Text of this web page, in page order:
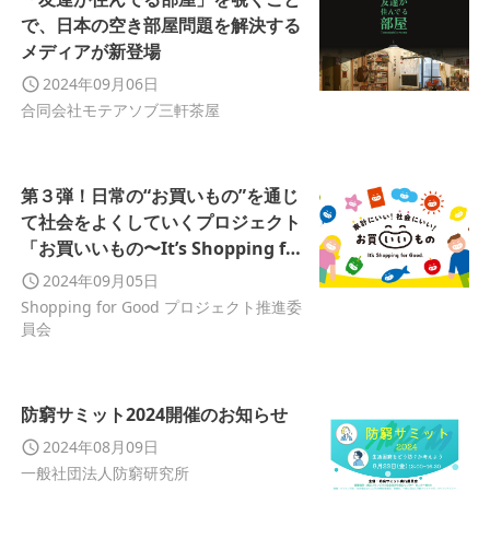
で、日本の空き部屋問題を解決する
メディアが新登場
2024年09月06日
合同会社モテアソブ三軒茶屋
第３弾！日常の“お買いもの”を通じ
て社会をよくしていくプロジェクト
「お買いいもの〜It’s Shopping for
Good.〜」2024年9月1日（日）より
開始
2024年09月05日
Shopping for Good プロジェクト推進委
員会
防窮サミット2024開催のお知らせ
2024年08月09日
一般社団法人防窮研究所